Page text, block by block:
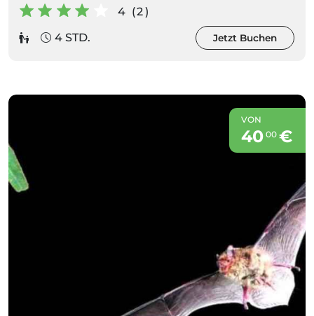
4 (2)
4 STD.
Jetzt Buchen
VON
40 00€